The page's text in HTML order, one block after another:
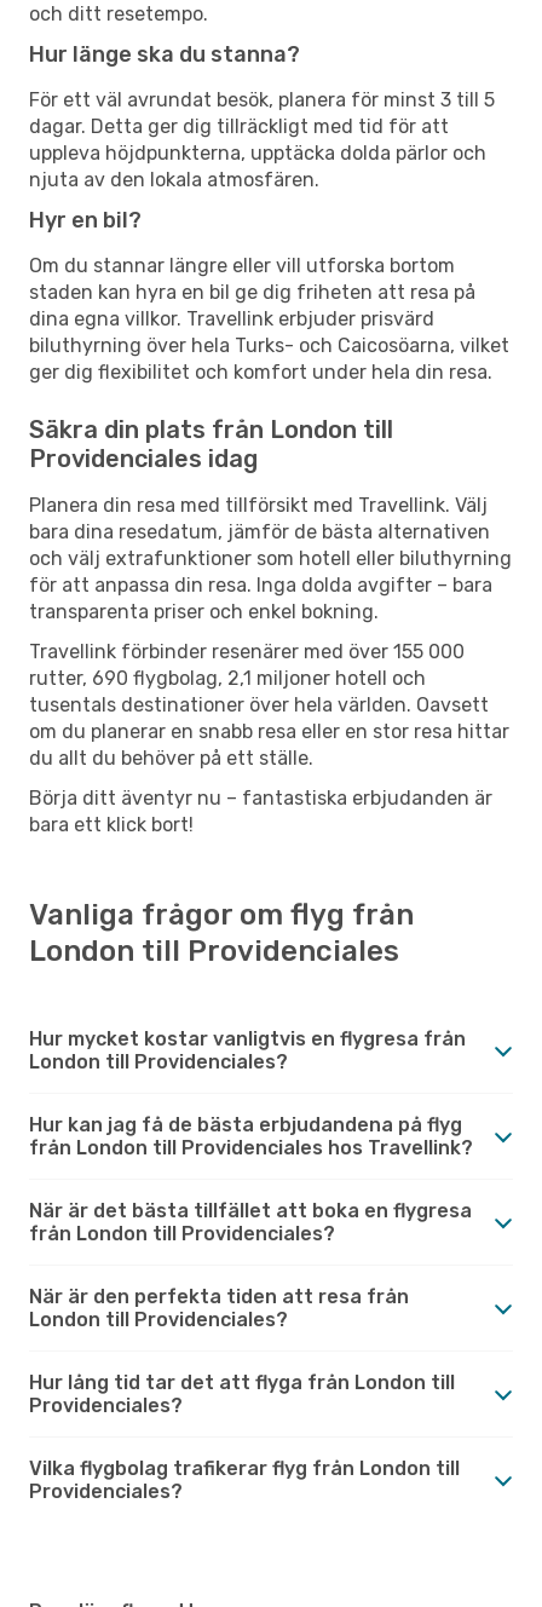
och ditt resetempo.
Hur länge ska du stanna?
För ett väl avrundat besök, planera för minst 3 till 5
dagar. Detta ger dig tillräckligt med tid för att
uppleva höjdpunkterna, upptäcka dolda pärlor och
njuta av den lokala atmosfären.
Hyr en bil?
Om du stannar längre eller vill utforska bortom
staden kan hyra en bil ge dig friheten att resa på
dina egna villkor. Travellink erbjuder prisvärd
biluthyrning över hela Turks- och Caicosöarna, vilket
ger dig flexibilitet och komfort under hela din resa.
Säkra din plats från London till
Providenciales idag
Planera din resa med tillförsikt med Travellink. Välj
bara dina resedatum, jämför de bästa alternativen
och välj extrafunktioner som hotell eller biluthyrning
för att anpassa din resa. Inga dolda avgifter – bara
transparenta priser och enkel bokning.
Travellink förbinder resenärer med över 155 000
rutter, 690 flygbolag, 2,1 miljoner hotell och
tusentals destinationer över hela världen. Oavsett
om du planerar en snabb resa eller en stor resa hittar
du allt du behöver på ett ställe.
Börja ditt äventyr nu – fantastiska erbjudanden är
bara ett klick bort!
Vanliga frågor om flyg från
London till Providenciales
Hur mycket kostar vanligtvis en flygresa från
London till Providenciales?
Hur kan jag få de bästa erbjudandena på flyg
från London till Providenciales hos Travellink?
När är det bästa tillfället att boka en flygresa
från London till Providenciales?
När är den perfekta tiden att resa från
London till Providenciales?
Hur lång tid tar det att flyga från London till
Providenciales?
Vilka flygbolag trafikerar flyg från London till
Providenciales?